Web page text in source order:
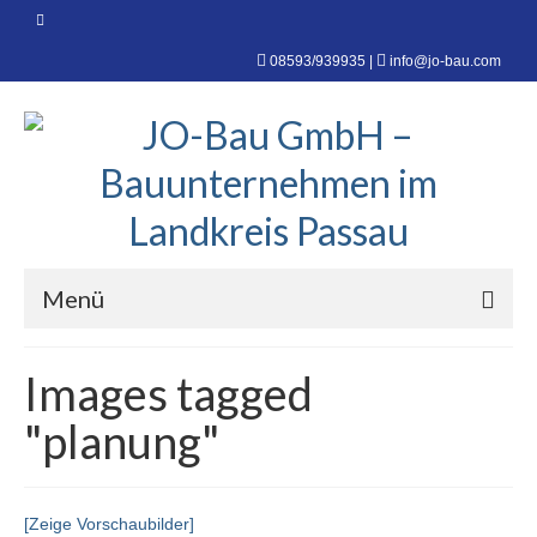
08593/939935 info@jo-bau.com
Menü
Über uns
Leistungen
Images tagged
"planung"
[Zeige Vorschaubilder]